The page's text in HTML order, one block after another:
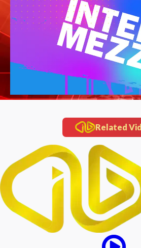
Related